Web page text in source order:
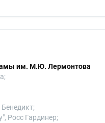
им. М.Ю. Лермонтова
Росс Гардинер;